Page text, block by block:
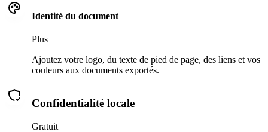
Identité du document
Plus
Ajoutez votre logo, du texte de pied de page, des liens et vos
couleurs aux documents exportés.
Confidentialité locale
Gratuit